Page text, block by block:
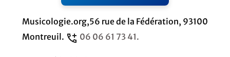
Musicologie.org,56 rue de la Fédération, 93100
Montreuil.
06 06 61 73 41.